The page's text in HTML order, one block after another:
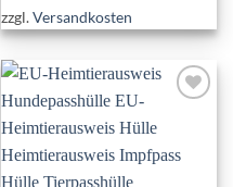
zzgl.Versandkosten